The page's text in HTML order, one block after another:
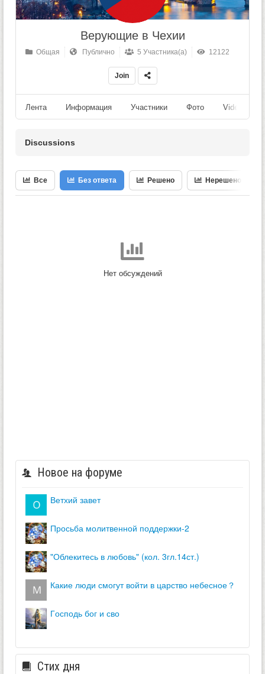
Верующие в Чехии
Общая Публично 5 Участника(а) 12122
Join
Лента Информация Участники Фото Videos
Discussions
Все Без ответа Решено Нерешено
Нет обсуждений
Новое на форуме
ветхий завет
просьба молитвенной поддержки-2
"облекитесь в любовь" (кол. 3гл.14ст.)
какие люди смогут войти в царство небесное？
господь бог и сво
Стих дня